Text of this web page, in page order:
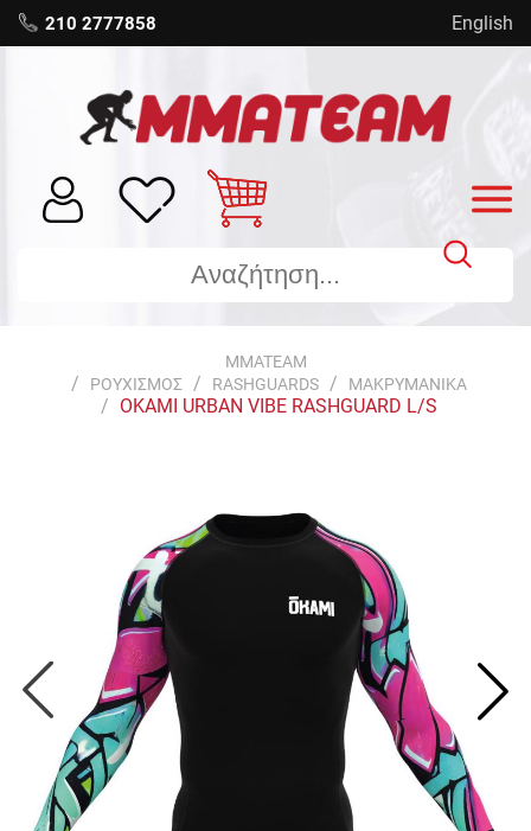
210 2777858 English
MMATEAM
ΡΟΥΧΙΣΜΟΣ
RASHGUARDS ΜΑΚΡΥΜΑΝΙΚΑ
OKAMI URBAN VIBE RASHGUARD L/S